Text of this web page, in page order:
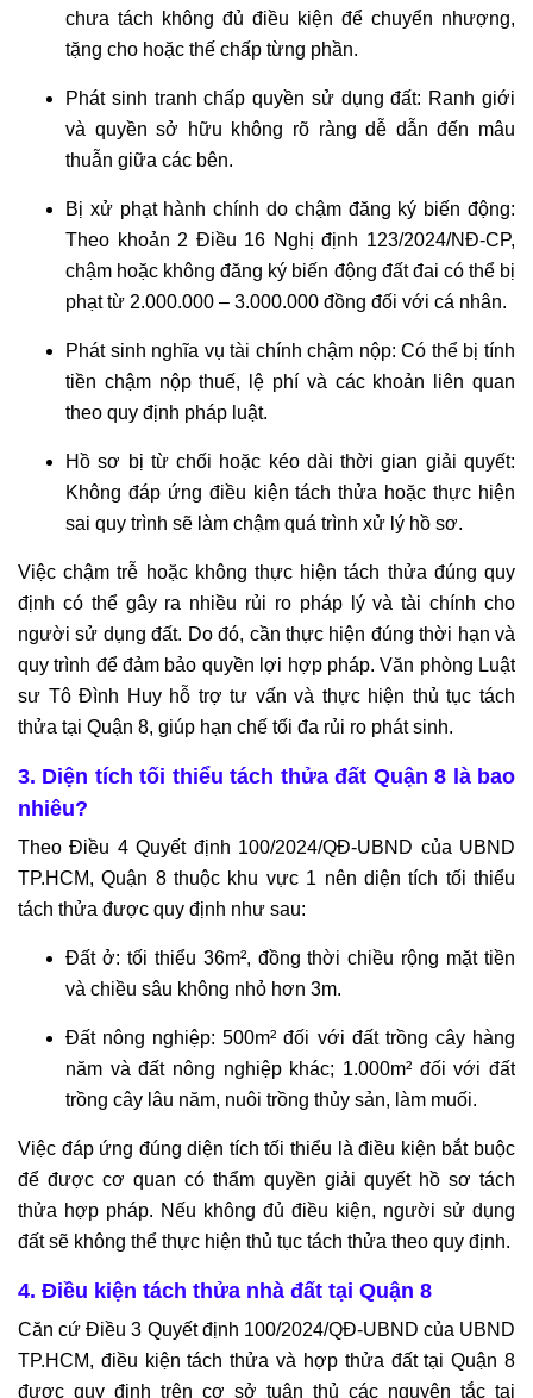
chưa tách không đủ điều kiện để chuyển nhượng,
tặng cho hoặc thế chấp từng phần.
Phát sinh tranh chấp quyền sử dụng đất: Ranh giới
và quyền sở hữu không rõ ràng dễ dẫn đến mâu
thuẫn giữa các bên.
Bị xử phạt hành chính do chậm đăng ký biến động:
Theo khoản 2 Điều 16 Nghị định 123/2024/NĐ-CP,
chậm hoặc không đăng ký biến động đất đai có thể bị
phạt từ 2.000.000 – 3.000.000 đồng đối với cá nhân.
Phát sinh nghĩa vụ tài chính chậm nộp: Có thể bị tính
tiền chậm nộp thuế, lệ phí và các khoản liên quan
theo quy định pháp luật.
Hồ sơ bị từ chối hoặc kéo dài thời gian giải quyết:
Không đáp ứng điều kiện tách thửa hoặc thực hiện
sai quy trình sẽ làm chậm quá trình xử lý hồ sơ.
Việc chậm trễ hoặc không thực hiện tách thửa đúng quy
định có thể gây ra nhiều rủi ro pháp lý và tài chính cho
người sử dụng đất. Do đó, cần thực hiện đúng thời hạn và
quy trình để đảm bảo quyền lợi hợp pháp. Văn phòng Luật
sư Tô Đình Huy hỗ trợ tư vấn và thực hiện thủ tục tách
thửa tại Quận 8, giúp hạn chế tối đa rủi ro phát sinh.
3. Diện tích tối thiểu tách thửa đất Quận 8 là bao
nhiêu?
Theo Điều 4 Quyết định 100/2024/QĐ-UBND của UBND
TP.HCM, Quận 8 thuộc khu vực 1 nên diện tích tối thiểu
tách thửa được quy định như sau:
Đất ở: tối thiểu 36m², đồng thời chiều rộng mặt tiền
và chiều sâu không nhỏ hơn 3m.
Đất nông nghiệp: 500m² đối với đất trồng cây hàng
năm và đất nông nghiệp khác; 1.000m² đối với đất
trồng cây lâu năm, nuôi trồng thủy sản, làm muối.
Việc đáp ứng đúng diện tích tối thiểu là điều kiện bắt buộc
để được cơ quan có thẩm quyền giải quyết hồ sơ tách
thửa hợp pháp. Nếu không đủ điều kiện, người sử dụng
đất sẽ không thể thực hiện thủ tục tách thửa theo quy định.
4. Điều kiện tách thửa nhà đất tại Quận 8
Căn cứ Điều 3 Quyết định 100/2024/QĐ-UBND của UBND
TP.HCM, điều kiện tách thửa và hợp thửa đất tại Quận 8
được quy định trên cơ sở tuân thủ các nguyên tắc tại